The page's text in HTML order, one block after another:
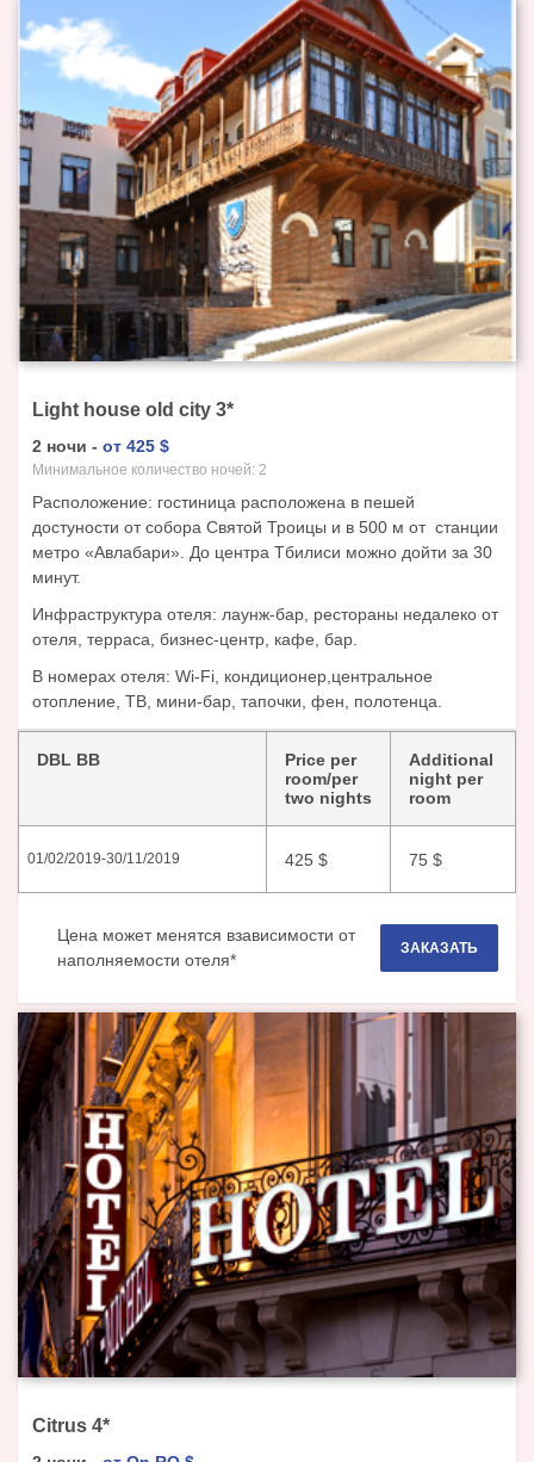
Light house old city 3*
2 ночи - от 425 $
Минимальное количество ночей: 2
Расположение: гостиница расположена в пешей
достуности от собора Святой Троицы и в 500 м от станции
метро «Авлабари». До центра Тбилиси можно дойти за 30
минут.
Инфраструктура отеля: лаунж-бар, рестораны недалеко от
отеля, терраса, бизнес-центр, кафе, бар.
В номерах отеля: Wi-Fi, кондиционер,центральное
отопление, ТВ, мини-бар, тапочки, фен, полотенца.
DBL BB
Price per
room/per
two nights
Additional
night per
room
01/02/2019-30/11/2019 425 $ 75 $
Цена может менятся взависимости от
наполняемости отеля*
ЗАКАЗАТЬ
Citrus 4*